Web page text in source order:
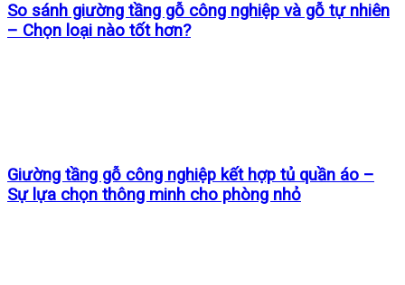
So sánh giường tầng gỗ công nghiệp và gỗ tự nhiên
– Chọn loại nào tốt hơn?
Giường tầng gỗ công nghiệp kết hợp tủ quần áo –
Sự lựa chọn thông minh cho phòng nhỏ